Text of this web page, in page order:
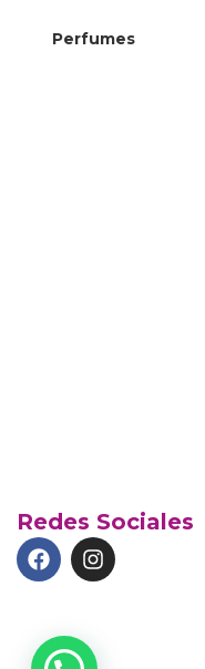
Perfumes
Redes Sociales